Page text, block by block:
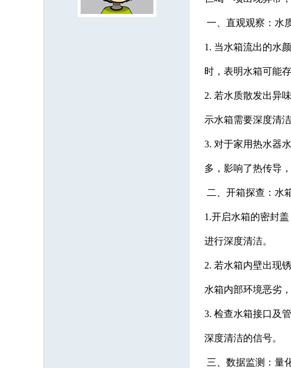
一、直观观察：水
1. 当水箱流出的水
时，表明水箱可能存
2. 若水质散发出异
示水箱需要深度清洁
3. 对于家用热水器
多，影响了热传导
二、开箱探查：水
1.开启水箱的密封
进行深度清洁。
2. 若水箱内壁出现
水箱内部环境恶劣，
3. 检查水箱接口及
深度清洁的信号。
三、数据监测：量